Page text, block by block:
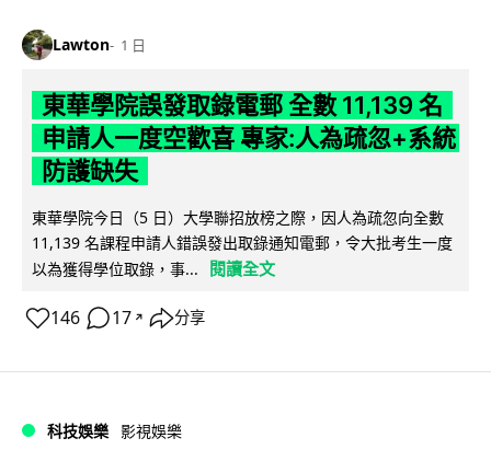
Lawton 1 日
東華學院誤發取錄電郵 全數 11,139 名
申請人一度空歡喜 專家:人為疏忽+系統
防護缺失
東華學院今日（5 日）大學聯招放榜之際，因人為疏忽向全數
11,139 名課程申請人錯誤發出取錄通知電郵，令大批考生一度
以為獲得學位取錄，事...
閱讀全文
146 17 ↗ 分享
科技娛樂 影視娛樂